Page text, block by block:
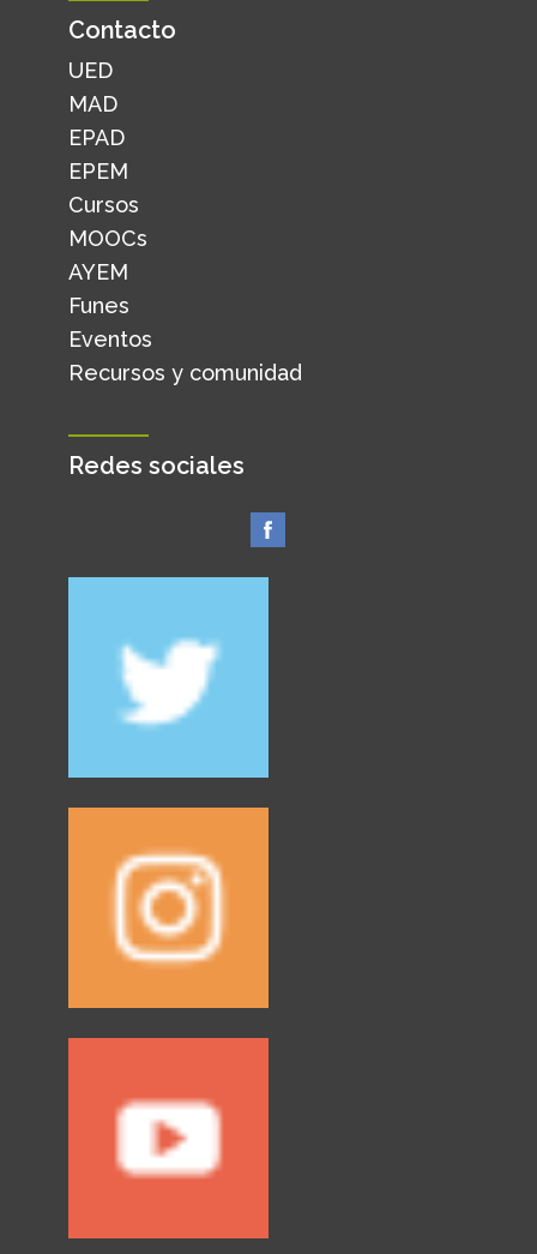
Contacto
UED
MAD
EPAD
EPEM
Cursos
MOOCs
AYEM
Funes
Eventos
Recursos y comunidad
Redes sociales